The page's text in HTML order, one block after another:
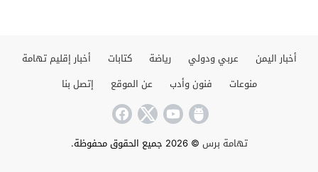
أخبار اليمن عربي ودولي رياضة كتابات
أخبار إقليم تهامة
منوعات
فنون وأدب عن الموقع إتصل بنا
تهامة برس © 2026 جميع الحقوق محفوظة.